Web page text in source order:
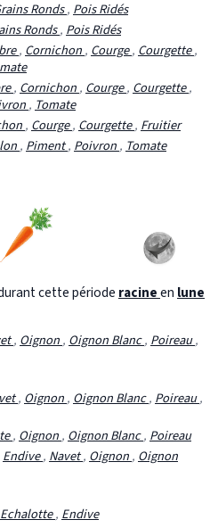
Ronds,Pois Ridés
Ronds,Pois Ridés
,Cornichon,Courge,Courgette,
,Cornichon,Courge,Courgette,
,Tomate
,Courge,Courgette,Fruitier
,Piment,Poivron,Tomate
cette période racineen lune
, Oignon, Oignon Blanc, Poireau,
, Oignon, Oignon Blanc, Poireau,
, Oignon, Oignon Blanc, Poireau
Endive, Navet, Oignon, Oignon
Echalotte, Endive